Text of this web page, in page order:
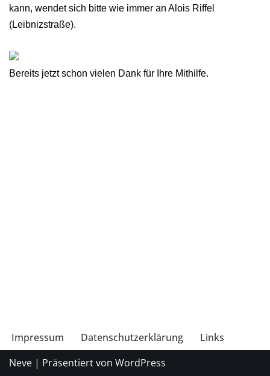
kann, wendet sich bitte wie immer an Alois Riffel
(Leibnizstraße).
Bereits jetzt schon vielen Dank für Ihre Mithilfe.
Impressum Datenschutzerklärung
Links
Neve | Präsentiert von WordPress